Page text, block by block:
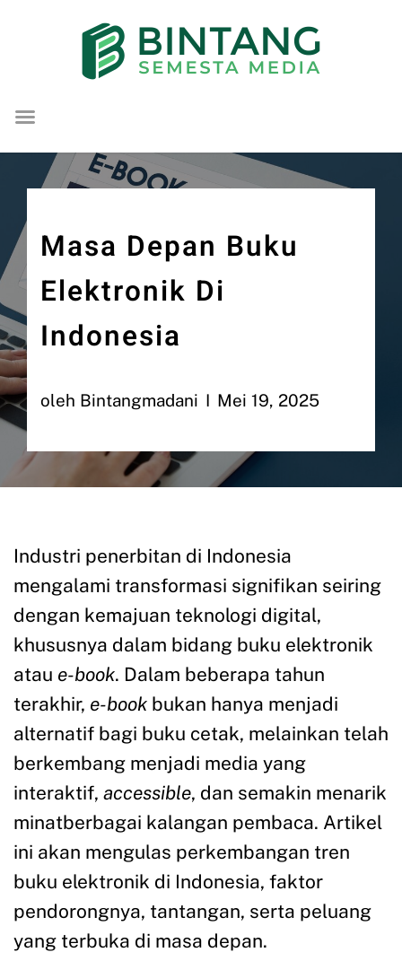
konten
Masa Depan Buku
Elektronik Di
Indonesia
oleh Bintangmadani Mei 19, 2025
Industri penerbitan di Indonesia
mengalami transformasi signifikan seiring
dengan kemajuan teknologi digital,
khususnya dalam bidang buku elektronik
atau e-book. Dalam beberapa tahun
terakhir, e-book bukan hanya menjadi
alternatif bagi buku cetak, melainkan telah
berkembang menjadi media yang
interaktif, accessible, dan semakin menarik
minatberbagai kalangan pembaca. Artikel
ini akan mengulas perkembangan tren
buku elektronik di Indonesia, faktor
pendorongnya, tantangan, serta peluang
yang terbuka di masa depan.